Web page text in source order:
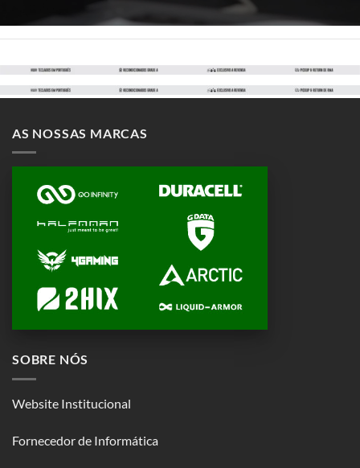
AS NOSSAS MARCAS
SOBRE NÓS
Website Institucional
Fornecedor de Informática